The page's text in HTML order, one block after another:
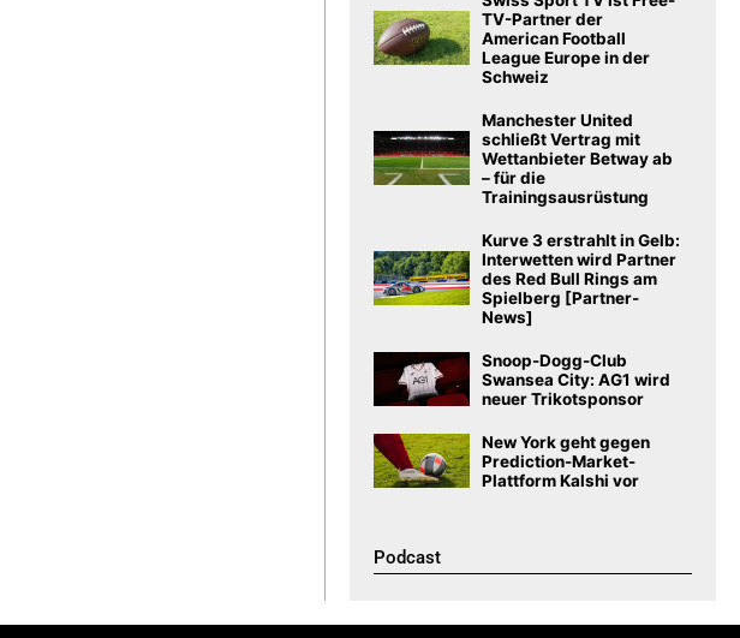
TV-Partner der
American Football
League Europe in der
Schweiz
Manchester United
schließt Vertrag mit
Wettanbieter Betway ab
– für die
Trainingsausrüstung
Kurve 3 erstrahlt in Gelb:
Interwetten wird Partner
des Red Bull Rings am
Spielberg [Partner-
News]
Snoop-Dogg-Club
Swansea City: AG1 wird
neuer Trikotsponsor
New York geht gegen
Prediction-Market-
Plattform Kalshi vor
Podcast​